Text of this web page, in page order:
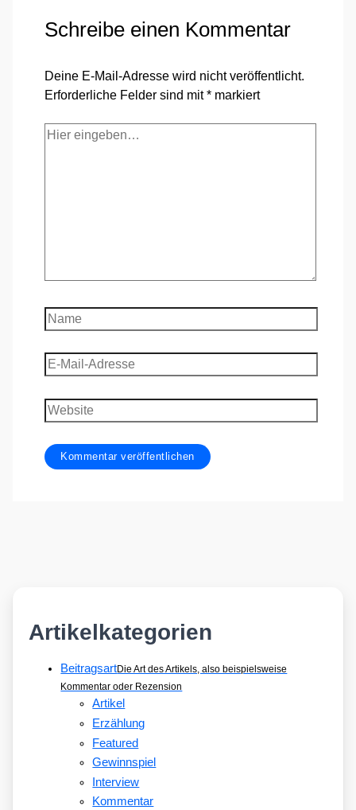
Schreibe einen Kommentar
Deine E-Mail-Adresse wird nicht veröffentlicht.
Erforderliche Felder sind mit* markiert
Hier
Name
E-
Mail-
Adresse
Website
Artikelkategorien
BeitragsartDie Art des Artikels, also beispielsweise
Kommentar oder Rezension
Artikel
Erzählung
Featured
Gewinnspiel
Interview
Kommentar